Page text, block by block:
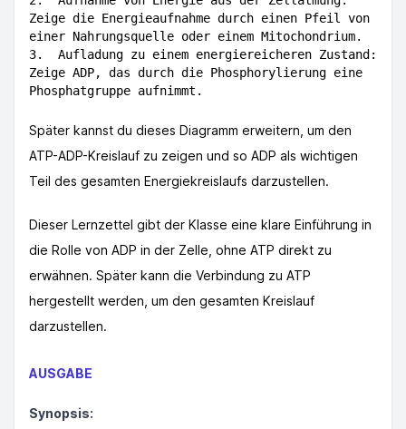
Zeige die Energieaufnahme durch einen Pfeil von
einer Nahrungsquelle oder einem Mitochondrium.
3.	Aufladung zu einem energiereicheren Zustand:
Zeige ADP, das durch die Phosphorylierung eine
Später kannst du dieses Diagramm erweitern, um den
ATP-ADP-Kreislauf zu zeigen und so ADP als wichtigen
Teil des gesamten Energiekreislaufs darzustellen.
Dieser Lernzettel gibt der Klasse eine klare Einführung in
die Rolle von ADP in der Zelle, ohne ATP direkt zu
erwähnen. Später kann die Verbindung zu ATP
hergestellt werden, um den gesamten Kreislauf
darzustellen.
AUSGABE
Synopsis: